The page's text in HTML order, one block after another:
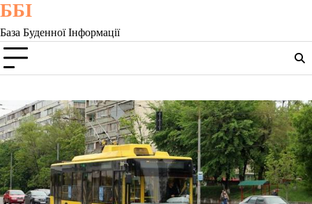
Skip
content
ББІ
База Буденної Інформації